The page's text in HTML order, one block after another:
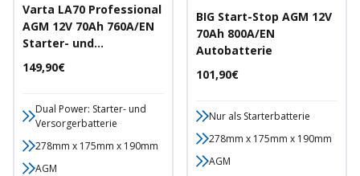
Varta LA70 Professional
AGM 12V 70Ah 760A/EN
Starter- und
Angebotspreis
149,90€
Dual Power: Starter- und
Versorgerbatterie
278mm x 175mm x 190mm
AGM
BIG Start-Stop AGM 12V
70Ah 800A/EN
Autobatterie
Angebotspreis
101,90€
Nur als Starterbatterie
278mm x 175mm x 190mm
AGM